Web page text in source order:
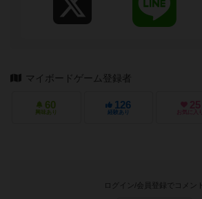
マイボードゲーム登録者
60
興味あり
126
経験あり
25
お気に入り
ログイン/会員登録でコメント